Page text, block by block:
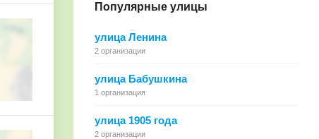
Популярные улицы
улица Ленина
2 организации
улица Бабушкина
1 организация
улица 1905 года
2 организации